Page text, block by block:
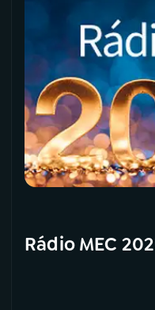
Rádio MEC